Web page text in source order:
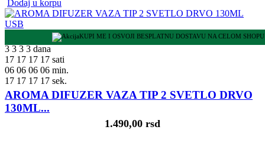
Dodaj u korpu
KUPI ME I OSVOJI BESPLATNU DOSTAVU NA CELOM SHOPU
3 3 3 3 dana
17 17 17 17 sati
06 06 06 06 min.
16 16 16 16 sek.
AROMA DIFUZER VAZA TIP 2 SVETLO DRVO
130ML...
1.490,00 rsd